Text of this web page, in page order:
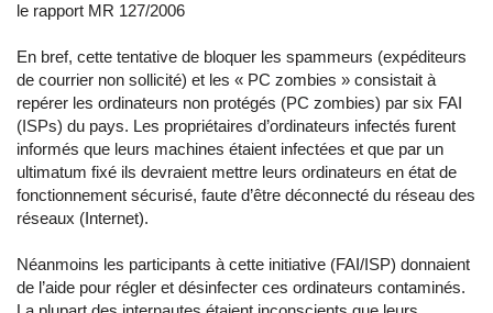
le rapport MR 127/2006
En bref, cette tentative de bloquer les spammeurs (expéditeurs
de courrier non sollicité) et les « PC zombies » consistait à
repérer les ordinateurs non protégés (PC zombies) par six FAI
(ISPs) du pays. Les propriétaires d’ordinateurs infectés furent
informés que leurs machines étaient infectées et que par un
ultimatum fixé ils devraient mettre leurs ordinateurs en état de
fonctionnement sécurisé, faute d’être déconnecté du réseau des
réseaux (Internet).
Néanmoins les participants à cette initiative (FAI/ISP) donnaient
de l’aide pour régler et désinfecter ces ordinateurs contaminés.